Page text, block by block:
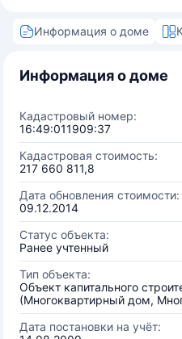
Информация о доме
Информация о доме
Кадастровый номер:
16:49:011909:37
Кадастровая стоимость:
217 660 811,8
Дата обновления стоимости:
09.12.2014
Статус объекта:
Ранее учтенный
Тип объекта:
Объект капитального
(Многоквартирный дом,
Дата постановки на учёт: